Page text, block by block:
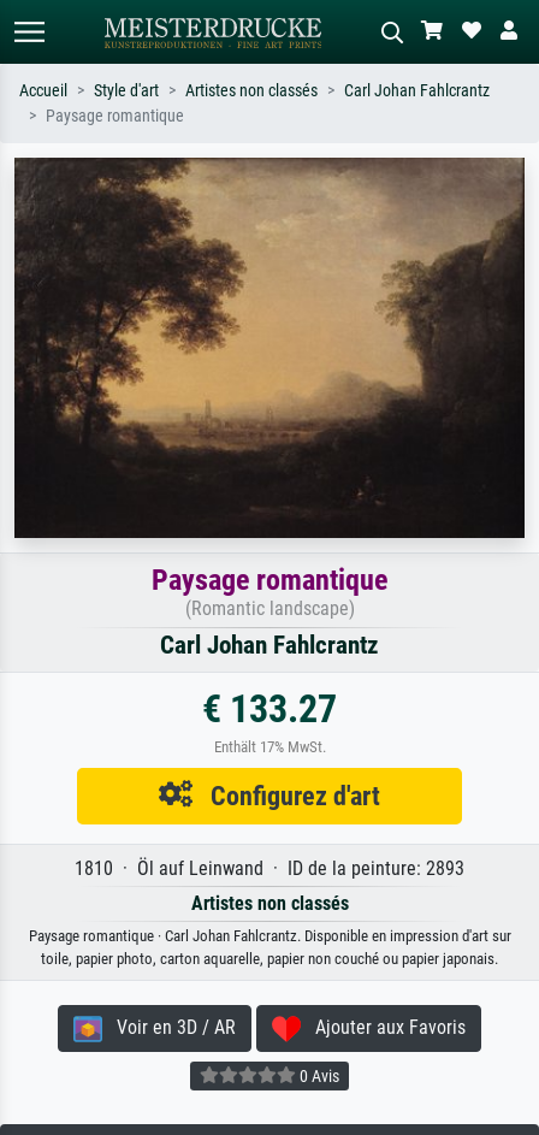
Recherchez par artiste, titre ou style –
ex. Monet, Nuit étoilée,
impressionnisme, vague de Hokusai,
nu.
Décrivez la scène – ex. prairie verte,
tableau sombre, nu debout près d'un
Accueil Style d'art Artistes non classés
Carl Johan Fahlcrantz
Paysage romantique
Paysage romantique
(Romantic landscape)
Carl Johan Fahlcrantz
€ 133.27
Enthält 17% MwSt.
Configurez d'art
1810 · Öl auf Leinwand · ID de la peinture: 2893
Artistes non classés
Paysage romantique · Carl Johan Fahlcrantz. Disponible en impression d'art sur
toile, papier photo, carton aquarelle, papier non couché ou papier japonais.
Voir en 3D / AR Ajouter aux Favoris
0 Avis